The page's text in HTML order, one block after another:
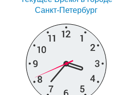
Санкт-Петербург